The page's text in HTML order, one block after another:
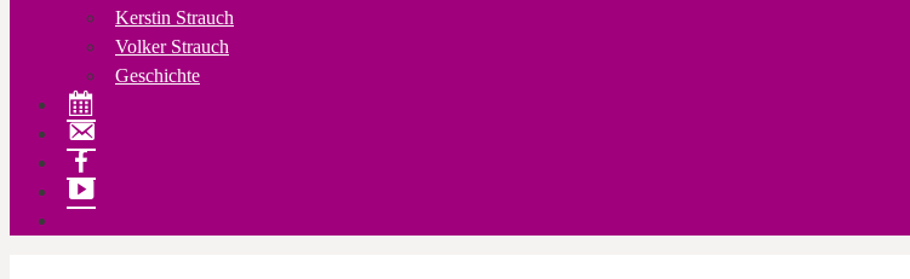
Kerstin Strauch
Volker Strauch
Geschichte